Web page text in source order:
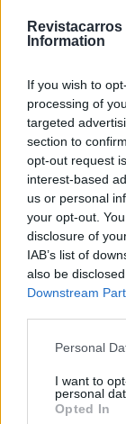
Revistacarros
Information
If you wish to
processing of
targeted
section to
opt-out request
interest-based
us or personal
your opt-out.
disclosure of
IAB’s list of
also be
Downstream
Personal
I want to
personal
Opted In
“chinesa” da
Um dos
(marca de luxo
empresa-mãe
explicação
serem um
fazer
por mais tempo.
O aviso
as limitações
Só analisa
com